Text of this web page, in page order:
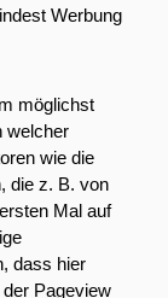
Werbung
möglichst
welcher
wie die
die z. B. von
Mal auf
dass hier
Pageview